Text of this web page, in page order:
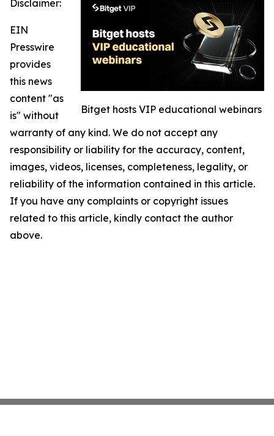
Bitget hosts VIP educational webinars
Disclaimer:
EIN
Presswire
provides
this news
content "as
is" without
warranty of any kind. We do not accept any
responsibility or liability for the accuracy, content,
images, videos, licenses, completeness, legality, or
reliability of the information contained in this article.
If you have any complaints or copyright issues
related to this article, kindly contact the author
above.